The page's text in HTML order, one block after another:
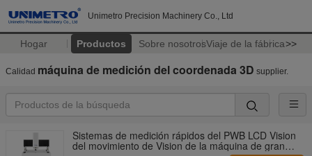
Unimetro Precision Machinery Co., Ltd
Hogar Productos Sobre nosotrosViaje de la fábrica>>
Calidad máquina de medición del coordenada 3D supplier.
Sistemas de medición rápidos del PWB LCD Vision
del movimiento de Vision de la máquina de gran